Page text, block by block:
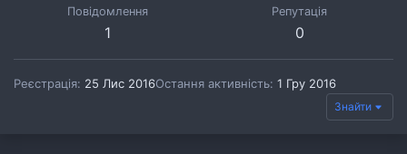
Повідомлення
1
Репутація
0
Реєстрація 25 Лис 2016Остання активність 1 Гру 2016
Знайти